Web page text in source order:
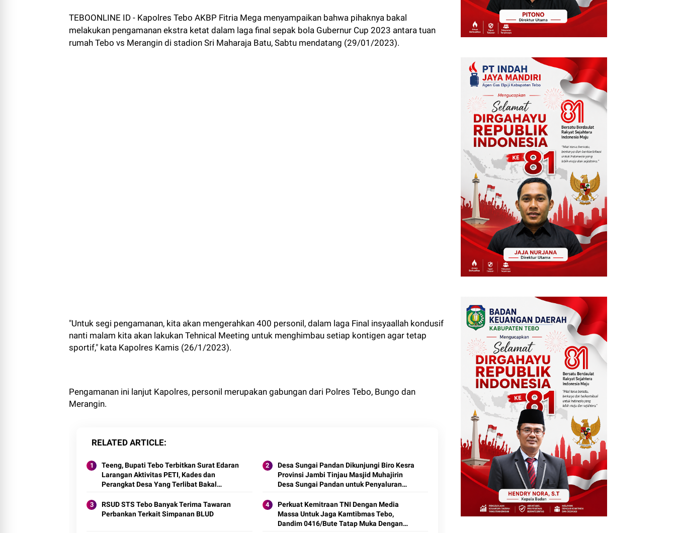
TEBOONLINE ID - Kapolres Tebo AKBP Fitria Mega menyampaikan bahwa pihaknya bakal
melakukan pengamanan ekstra ketat dalam laga final sepak bola Gubernur Cup 2023 antara tuan
rumah Tebo vs Merangin di stadion Sri Maharaja Batu, Sabtu mendatang (29/01/2023).
"Untuk segi pengamanan, kita akan mengerahkan 400 personil, dalam laga Final insyaallah kondusif
nanti malam kita akan lakukan Tehnical Meeting untuk menghimbau setiap kontigen agar tetap
sportif," kata Kapolres Kamis (26/1/2023).
Pengamanan ini lanjut Kapolres, personil merupakan gabungan dari Polres Tebo, Bungo dan
Merangin.
RELATED ARTICLE
Teeng, Bupati Tebo Terbitkan Surat Edaran
Larangan Aktivitas PETI, Kades dan
Perangkat Desa Yang Terlibat Bakal
Desa Sungai Pandan Dikunjungi Biro Kesra
Provinsi Jambi Tinjau Masjid Muhajirin
Desa Sungai Pandan untuk Penyaluran
RSUD STS Tebo Banyak Terima Tawaran
Perbankan Terkait Simpanan BLUD
Perkuat Kemitraan TNI Dengan Media
Massa Untuk Jaga Kamtibmas Tebo,
Dandim 0416/Bute Tatap Muka Dengan